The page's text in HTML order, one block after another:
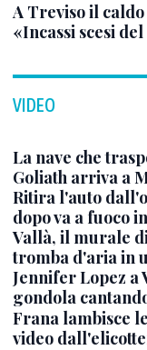
A Treviso il
«Incassi scesi
VIDEO
La nave che
Goliath arriva a
Ritira l'auto
dopo va a fuoco
Vallà, il murale
tromba d'aria in
Jennifer Lopez a
gondola
Frana lambisce
video